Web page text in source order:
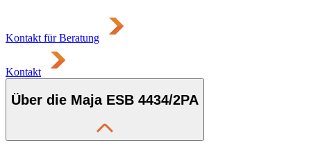
Kontakt für Beratung
Kontakt
Über die Maja ESB 4434/2PA